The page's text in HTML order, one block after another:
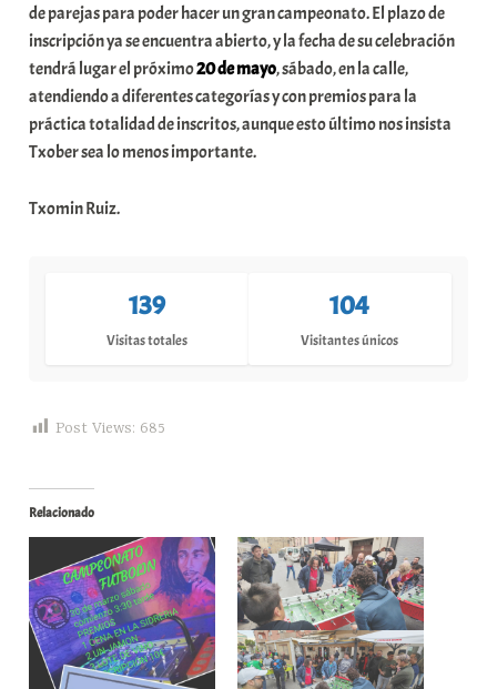
de parejas para poder hacer un gran campeonato. El plazo de
inscripción ya se encuentra abierto, y la fecha de su celebración
tendrá lugar el próximo20 de mayo, sábado, en la calle,
atendiendo a diferentes categorías y con premios para la
práctica totalidad de inscritos, aunque esto último nos insista
Txober sea lo menos importante.
Txomin Ruiz.
139
Visitas totales
104
Visitantes únicos
Post Views: 685
Relacionado